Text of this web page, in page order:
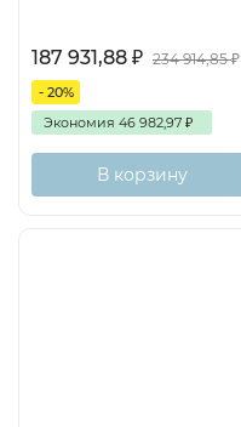
187 931,88 ₽ 234 914,85₽
- 20%
Экономия 46 982,97 ₽
В корзину